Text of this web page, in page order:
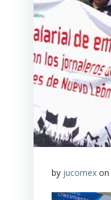
by jucomex on